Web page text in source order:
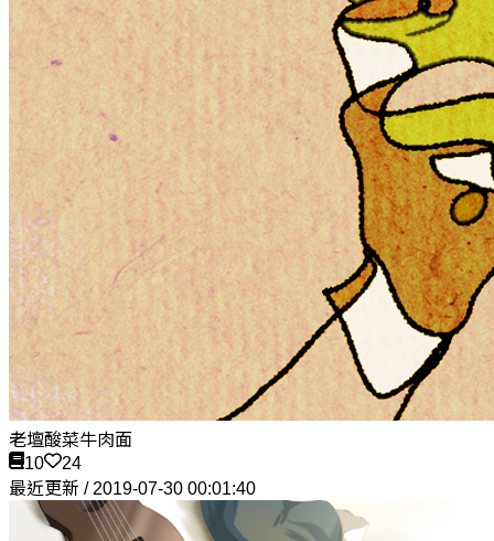
老壇酸菜牛肉面
10
24
最近更新 / 2019-07-30 00:01:40